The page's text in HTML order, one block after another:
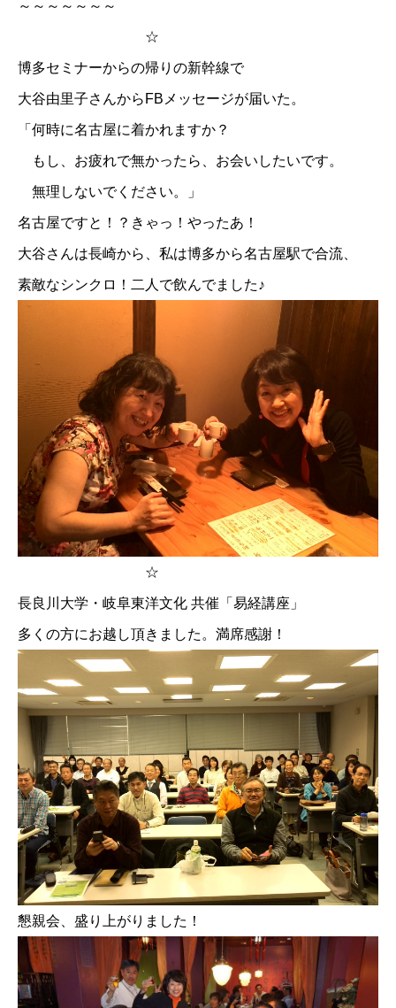
～～～～～～～
☆
博多セミナーからの帰りの新幹線で
大谷由里子さんからFBメッセージが届いた。
「何時に名古屋に着かれますか？
もし、お疲れで無かったら、お会いしたいです。
無理しないでください。」
名古屋ですと！？きゃっ！やったあ！
大谷さんは長崎から、私は博多から名古屋駅で合流、
素敵なシンクロ！二人で飲んでました♪
☆
長良川大学・岐阜東洋文化 共催「易経講座」
多くの方にお越し頂きました。満席感謝！
懇親会、盛り上がりました！